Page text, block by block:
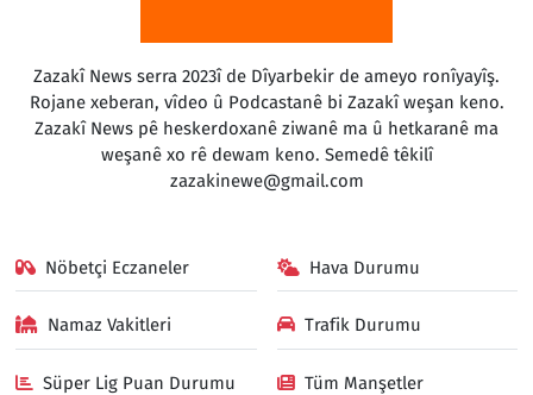
Zazakî News serra 2023î de Dîyarbekir de ameyo ronîyayîş.
Rojane xeberan, vîdeo û Podcastanê bi Zazakî weşan keno.
Zazakî News pê heskerdoxanê ziwanê ma û hetkaranê ma
weşanê xo rê dewam keno. Semedê têkilî
zazakinewe@gmail.com
Nöbetçi Eczaneler Hava Durumu
Namaz Vakitleri Trafik Durumu
Süper Lig Puan Durumu
Tüm Manşetler